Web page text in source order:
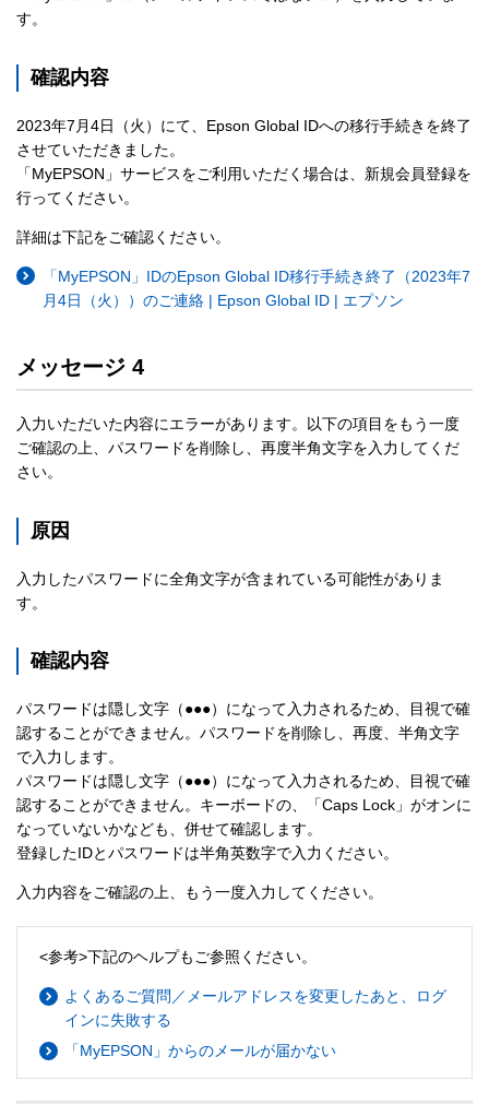
す。
確認内容
2023年7月4日（火）にて、Epson Global IDへの移行手続きを終了
させていただきました。
「MyEPSON」サービスをご利用いただく場合は、新規会員登録を
行ってください。
詳細は下記をご確認ください。
「MyEPSON」IDのEpson Global ID移行手続き終了（2023年7
月4日（火））のご連絡 | Epson Global ID | エプソン
メッセージ 4
入力いただいた内容にエラーがあります。以下の項目をもう一度
ご確認の上、パスワードを削除し、再度半角文字を入力してくだ
さい。
原因
入力したパスワードに全角文字が含まれている可能性がありま
す。
確認内容
パスワードは隠し文字（●●●）になって入力されるため、目視で確
認することができません。パスワードを削除し、再度、半角文字
で入力します。
パスワードは隠し文字（●●●）になって入力されるため、目視で確
認することができません。キーボードの、「Caps Lock」がオンに
なっていないかなども、併せて確認します。
登録したIDとパスワードは半角英数字で入力ください。
入力内容をご確認の上、もう一度入力してください。
<参考>下記のヘルプもご参照ください。
よくあるご質問／メールアドレスを変更したあと、ログ
インに失敗する
「MyEPSON」からのメールが届かない